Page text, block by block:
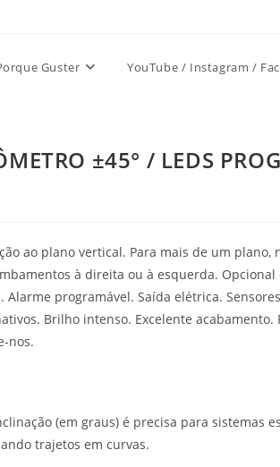
Guster YouTube / Instagram /
±45° / LEDS
ao plano vertical. Para mais de um plano,
à direita ou à esquerda. Opcional
Alarme programável. Saída elétrica.
Brilho intenso. Excelente acabamento.
nos.
(em graus) é precisa para sistemas
trajetos em curvas.